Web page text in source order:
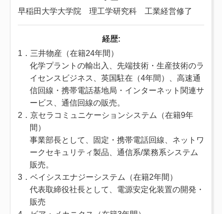
早稲田大学大学院 理工学研究科 工業経営修了
経歴:
1．三井物産（在籍24年間）
化学プラントの輸出入、先端技術・生産技術のラ
イセンスビジネス、英国駐在（4年間）、高速通
信回線・携帯電話基地局・インターネット関連サ
ービス、通信回線の販売。
2．京セラコミュニケーションシステム（在籍9年
間）
事業部長として、固定・携帯電話回線、ネットワ
ークセキュリティ製品、通信系/業務系システム
販売。
3．ベイシスエナジーシステム（在籍2年間）
代表取締役社長として、電源安定化装置の開発・
販売